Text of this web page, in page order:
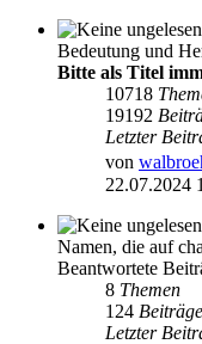
Bedeutung und
Bitte als Titel
10718
19192
Letzter
von
22.07.2024
Namen, die auf
Beantwortete
8 Themen
124 Beiträge
Letzter